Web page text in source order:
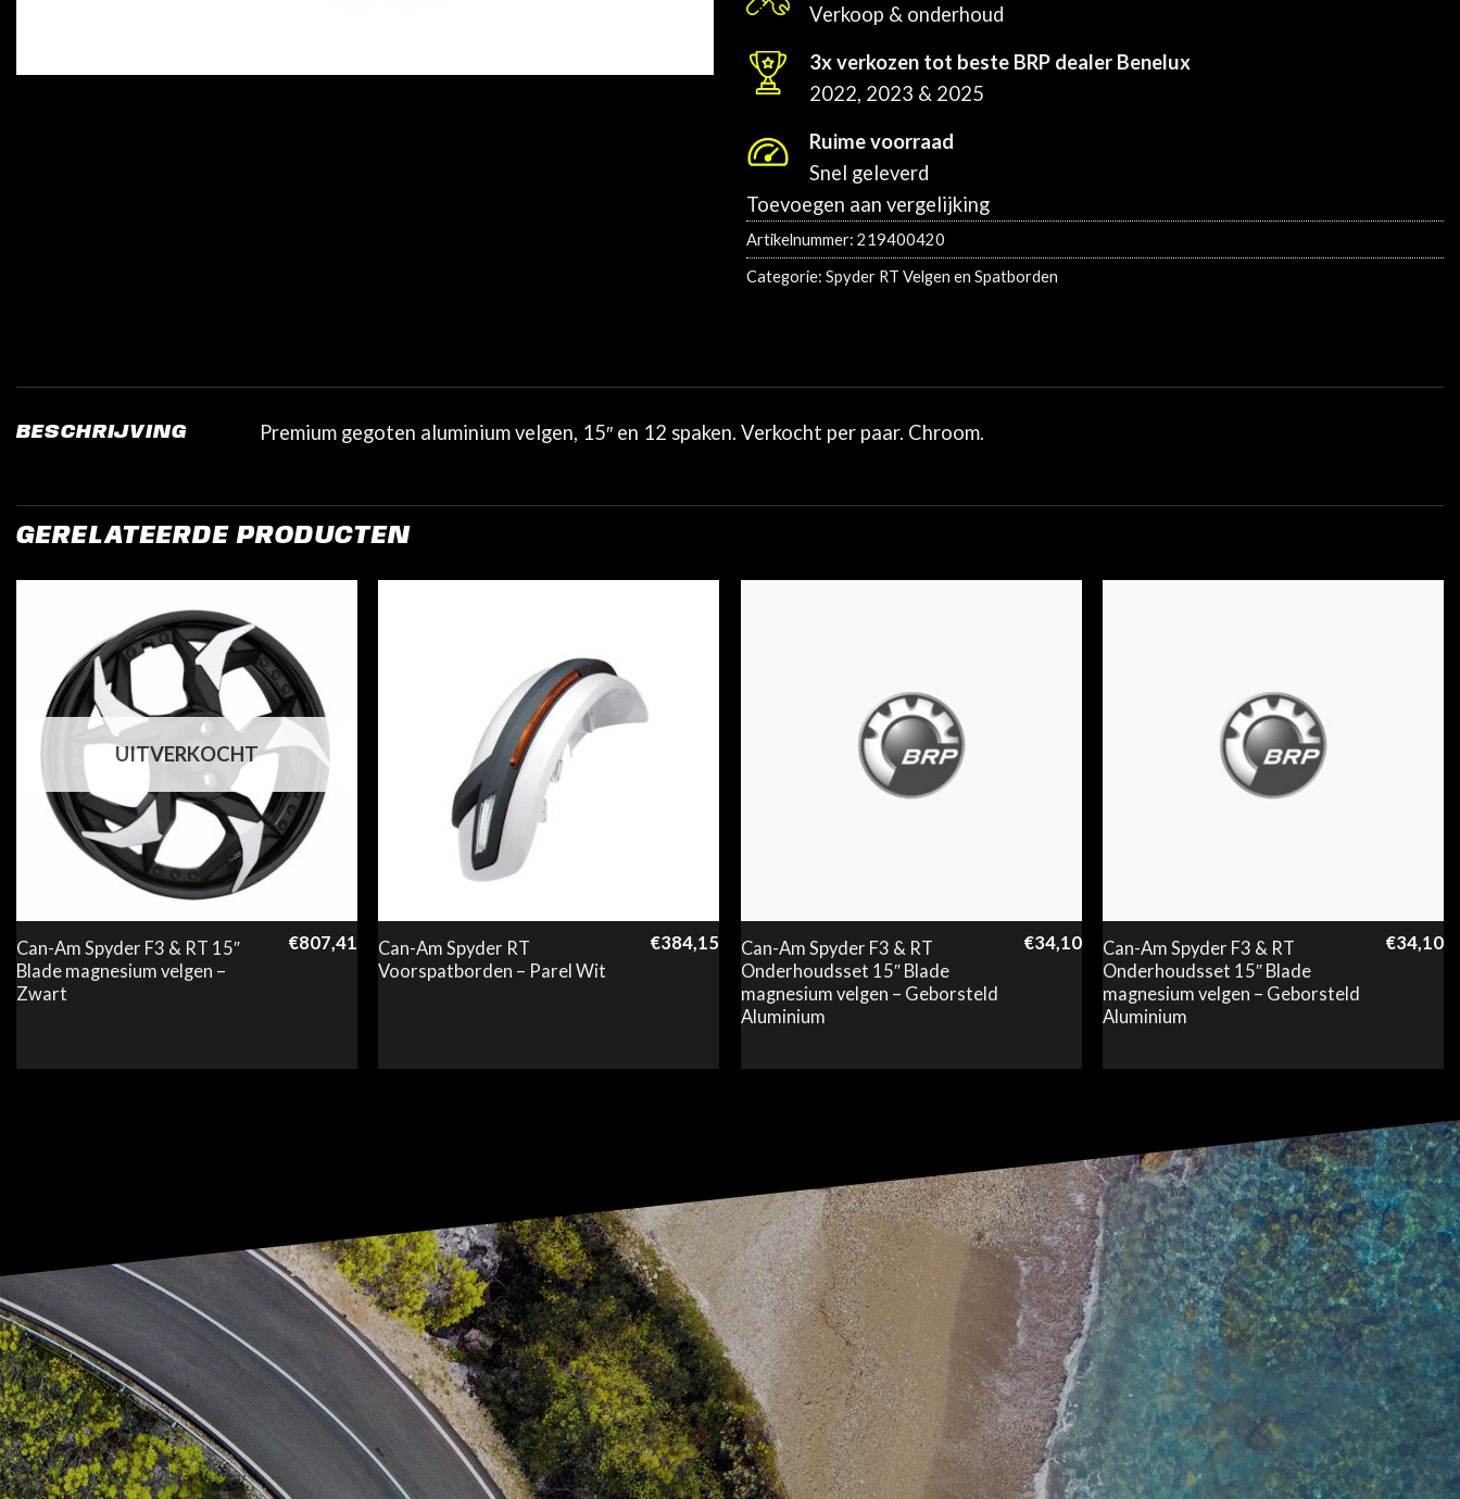
Verkoop & onderhoud
3x verkozen tot beste BRP dealer Benelux
2022, 2023 & 2025
Ruime voorraad
Snel geleverd
Toevoegen aan vergelijking
Artikelnummer: 219400420
Categorie: Spyder RT Velgen en Spatborden
BESCHRIJVING Premium gegoten aluminium velgen, 15″ en 12 spaken. Verkocht per paar. Chroom.
GERELATEERDE PRODUCTEN
UITVERKOCHT
Can-Am Spyder F3 & RT 15″
Blade magnesium velgen –
Zwart
€807,41
Can-Am Spyder RT
Voorspatborden – Parel Wit
€384,15
Can-Am Spyder F3 & RT
Onderhoudsset 15″ Blade
magnesium velgen – Geborsteld
Aluminium
€34,10
Can-Am Spyder F3 & RT
Onderhoudsset 15″ Blade
magnesium velgen – Geborsteld
Aluminium
€34,10